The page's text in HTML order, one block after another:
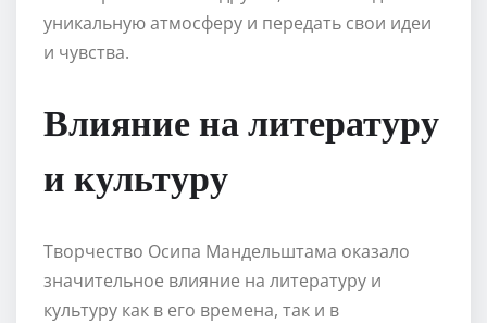
уникальную атмосферу и передать свои идеи
и чувства.
Влияние на литературу
и культуру
Творчество Осипа Мандельштама оказало
значительное влияние на литературу и
культуру как в его времена, так и в